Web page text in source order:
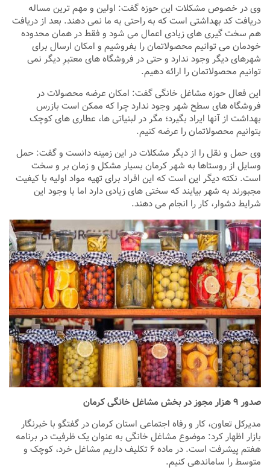
وی در خصوص مشکلات این حوزه گفت: اولین و مهم ترین مساله
دریافت کد بهداشتی است که به راحتی به ما نمی دهند. بعد از دریافت
هم سخت گیری های زیادی اعمال می شود و فقط در همان محدوده
خودمان می توانیم محصولاتمان را بفروشیم و امکان ارسال برای
شهرهای دیگر وجود ندارد و حتی در فروشگاه های معتبرِ دیگر نمی
توانیم محصولاتمان را ارائه دهیم.
این فعال حوزه مشاغل خانگی گفت: امکان عرضه محصولات در
فروشگاه های سطح شهر وجود ندارد چرا که ممکن است بازرس
بهداشت از آنها ایراد بگیرد؛ مگر در لبنیاتی ها، عطاری های کوچک
بتوانیم محصولاتمان را عرضه کنیم.
وی حمل و نقل را از دیگر مشکلات در این زمینه دانست و گفت: حمل
وسایل از روستاها به شهر کرمان بسیار مشکل و زمان بر و سخت
است. نکته دیگر این است که این افراد برای تهیه مواد اولیه با کیفیت
مجبورند به شهر بیایند که سختی های زیادی دارد اما با وجود این
شرایط دشوار، کار را انجام می دهند.
صدور ۹ هزار مجوز در بخش مشاغل خانگی کرمان
مدیرکل تعاون، کار و رفاه اجتماعی استان کرمان در گفتگو با خبرنگار
بازار اظهار کرد: موضوع مشاغل خانگی به عنوان یک ظرفیت در برنامه
هفتم پیشرفت است. در ماده ۶ تکلیف داریم مشاغل خرد، کوچک و
متوسط را ساماندهی کنیم.